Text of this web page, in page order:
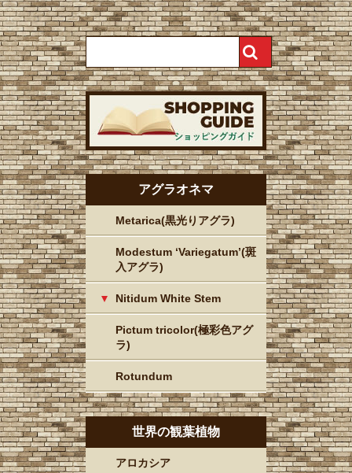
アグラオネマ
Metarica(黒光りアグラ)
Modestum ‘Variegatum’(斑
入アグラ)
Nitidum White Stem
Pictum tricolor(極彩色アグ
ラ)
Rotundum
世界の観葉植物
アロカシア